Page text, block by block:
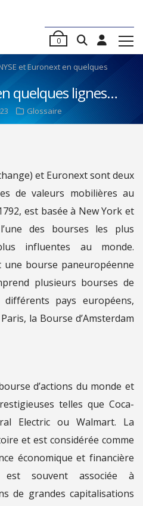
0
et Euronext en quelques
quelques lignes…
Glossaire
et Euronext sont deux
de valeurs mobilières au
est basée à New York et
des bourses les plus
influentes au monde.
bourse paneuropéenne
plusieurs bourses de
pays européens,
la Bourse d’Amsterdam
d’actions du monde et
telles que Coca-
Electric ou Walmart. La
et est considérée comme
économique et financière
est souvent associée à
de grandes capitalisations